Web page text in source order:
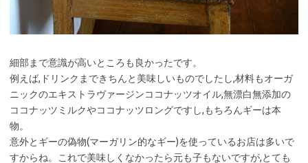
細部まで意識が高いところも良かったです。
例えば,ドリンクまできちんと美味しいものでしたし,材料もオーガ
ニックのエキストラヴァージンココナッツオイル,無漂白無添加の
ココナッツミルクやココナッツロングですし,もちろんギーは本
物。
意外とギーの偽物(マーガリン的なギー)を使っているお店は多いで
すからね。これで美味しくなかったら元も子もないですが,とても